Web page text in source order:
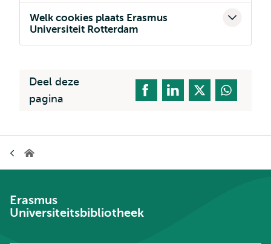
Welk cookies plaats Erasmus
Universiteit Rotterdam
Deel deze
pagina
Universiteitsbibliotheek
Erasmus
Universiteitsbibliotheek